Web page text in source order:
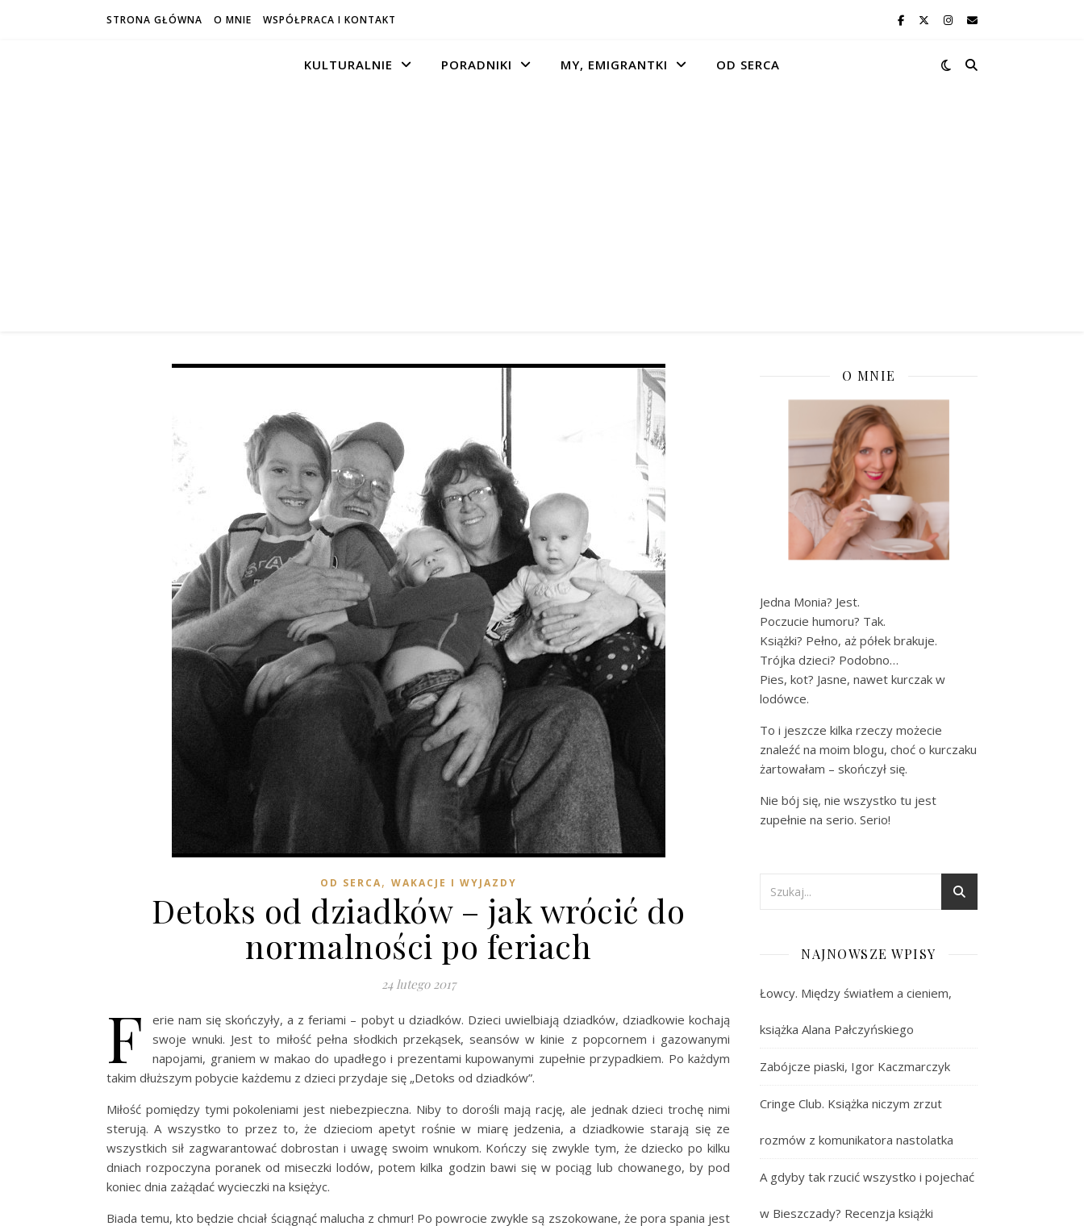
STRONA GŁÓWNA O MNIE WSPÓŁPRACA I KONTAKT
KULTURALNIE PORADNIKI MY, EMIGRANTKI OD SERCA
OD SERCA, WAKACJE I WYJAZDY
Detoks od dziadków – jak wrócić do
normalności po feriach
24 lutego 2017
F
erie nam się skończyły, a z feriami – pobyt u dziadków. Dzieci uwielbiają dziadków, dziadkowie kochają
swoje wnuki. Jest to miłość pełna słodkich przekąsek, seansów w kinie z popcornem i gazowanymi
napojami, graniem w makao do upadłego i prezentami kupowanymi zupełnie przypadkiem. Po każdym
takim dłuższym pobycie każdemu z dzieci przydaje się „Detoks od dziadków”.
Miłość pomiędzy tymi pokoleniami jest niebezpieczna. Niby to dorośli mają rację, ale jednak dzieci trochę nimi
sterują. A wszystko to przez to, że dzieciom apetyt rośnie w miarę jedzenia, a dziadkowie starają się ze
wszystkich sił zagwarantować dobrostan i uwagę swoim wnukom. Kończy się zwykle tym, że dziecko po kilku
dniach rozpoczyna poranek od miseczki lodów, potem kilka godzin bawi się w pociąg lub chowanego, by pod
koniec dnia zażądać wycieczki na księżyc.
Biada temu, kto będzie chciał ściągnąć malucha z chmur! Po powrocie zwykle są zszokowane, że pora spania jest
O MNIE
Jedna Monia? Jest.
Poczucie humoru? Tak.
Książki? Pełno, aż półek brakuje.
Trójka dzieci? Podobno…
Pies, kot? Jasne, nawet kurczak w
lodówce.
To i jeszcze kilka rzeczy możecie
znaleźć na moim blogu, choć o kurczaku
żartowałam – skończył się.
Nie bój się, nie wszystko tu jest
zupełnie na serio. Serio!
NAJNOWSZE WPISY
Łowcy. Między światłem a cieniem,
książka Alana Pałczyńskiego
Zabójcze piaski, Igor Kaczmarczyk
Cringe Club. Książka niczym zrzut
rozmów z komunikatora nastolatka
A gdyby tak rzucić wszystko i pojechać
w Bieszczady? Recenzja książki